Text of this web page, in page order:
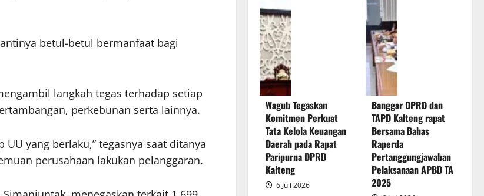
betul-betul bermanfaat bagi
langkah tegas terhadap setiap
perkebunan serta lainnya.
yang berlaku,” tegasnya saat ditanya
perusahaan lakukan pelanggaran.
Raperda
Pertanggungjawaban
Pelaksanaan
APBD
Wagub Tegaskan
Komitmen Perkuat
Tata Kelola Keuangan
Daerah pada Rapat
Paripurna DPRD
Kalteng
6 Juli 2026
Banggar DPRD dan
TAPD Kalteng rapat
Bersama Bahas
Raperda
Pertanggungjawaban
Pelaksanaan APBD TA
2025